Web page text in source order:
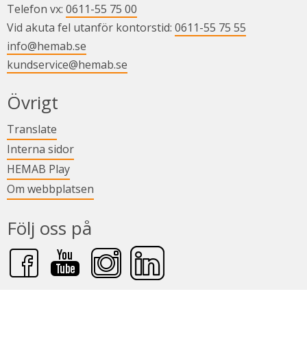
i nytt fönster.
Telefon vx: 0611-55 75 00
Vid akuta fel utanför kontorstid: 0611-55 75 55
info@hemab.se
kundservice@hemab.se
Övrigt
Translate
Interna sidorLänk till annan webbplats.
HEMAB PlayLänk till annan webbplats.
Om webbplatsen
Följ oss på